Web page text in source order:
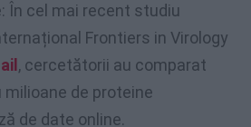
În cel mai recent studiu
Frontiers in Virology
, cercetătorii au comparat
de proteine
de date online.